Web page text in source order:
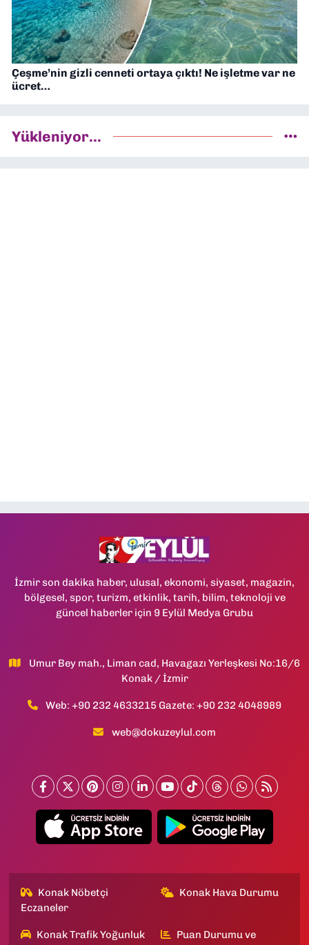
Çeşme’nin gizli cenneti ortaya çıktı! Ne işletme var ne
ücret…
Yükleniyor...
İzmir son dakika haber, ulusal, ekonomi, siyaset, magazin,
bölgesel, spor, turizm, etkinlik, tarih, bilim, teknoloji ve
güncel haberler için 9 Eylül Medya Grubu
Umur Bey mah., Liman cad, Havagazı Yerleşkesi No:16/6
Konak / İzmir
Web: +90 232 4633215 Gazete: +90 232 4048989
web@dokuzeylul.com
Konak Nöbetçi
Eczaneler
Konak Hava Durumu
Konak Trafik Yoğunluk
Puan Durumu ve